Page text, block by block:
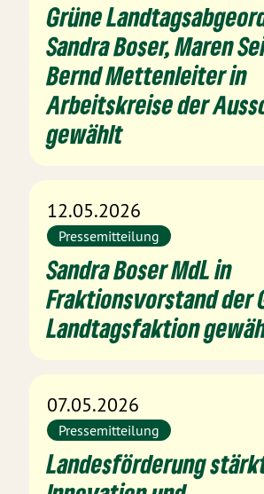
Grüne
Sandra Boser, Maren
Bernd Mettenleiter in
Arbeitskreise der
gewählt
12.05.2026
Pressemitteilung
Sandra Boser MdL in
Fraktionsvorstand der
Landtagsfaktion
07.05.2026
Pressemitteilung
Landesförderung